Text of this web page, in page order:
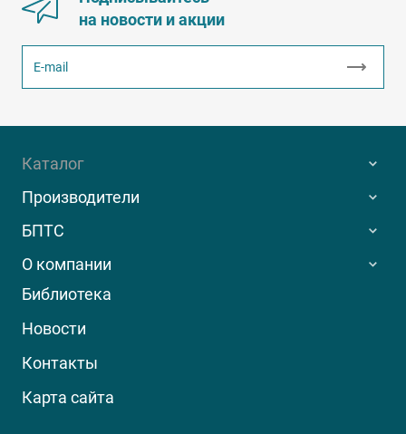
на новости и акции
Каталог
Производители
БПТС
О компании
Библиотека
Новости
Контакты
Карта сайта